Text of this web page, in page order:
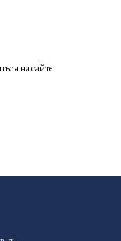
на сайте